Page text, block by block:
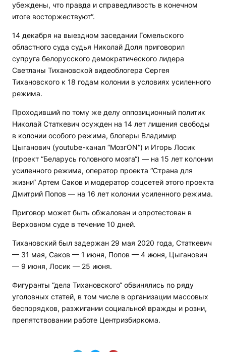
убеждены, что правда и справедливость в конечном
итоге восторжествуют“.
14 декабря на выездном заседании Гомельского
областного суда судья Николай Доля приговорил
супруга белорусского демократического лидера
Светланы Тихановской видеоблогера Сергея
Тихановского к 18 годам колонии в условиях усиленного
режима.
Проходивший по тому же делу оппозиционный политик
Николай Статкевич осужден на 14 лет лишения свободы
в колонии особого режима, блогеры Владимир
Цыганович (youtube-канал “МозгON“) и Игорь Лосик
(проект “Беларусь головного мозга“) — на 15 лет колонии
усиленного режима, оператор проекта “Страна для
жизни“ Артем Саков и модератор соцсетей этого проекта
Дмитрий Попов — на 16 лет колонии усиленного режима.
Приговор может быть обжалован и опротестован в
Верховном суде в течение 10 дней.
Тихановский был задержан 29 мая 2020 года, Статкевич
— 31 мая, Саков — 1 июня, Попов — 4 июня, Цыганович
— 9 июня, Лосик — 25 июня.
Фигуранты “дела Тихановского“ обвинялись по ряду
уголовных статей, в том числе в организации массовых
беспорядков, разжигании социальной вражды и розни,
препятствовании работе Центризбиркома.